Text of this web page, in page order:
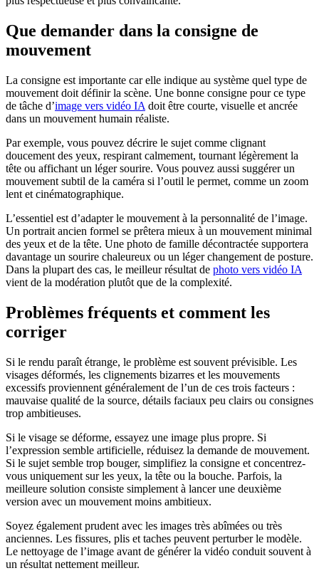
Que demander dans la consigne de
mouvement
La consigne est importante car elle indique au système quel type de
mouvement doit définir la scène. Une bonne consigne pour ce type
de tâche d’image vers vidéo IA doit être courte, visuelle et ancrée
dans un mouvement humain réaliste.
Par exemple, vous pouvez décrire le sujet comme clignant
doucement des yeux, respirant calmement, tournant légèrement la
tête ou affichant un léger sourire. Vous pouvez aussi suggérer un
mouvement subtil de la caméra si l’outil le permet, comme un zoom
lent et cinématographique.
L’essentiel est d’adapter le mouvement à la personnalité de l’image.
Un portrait ancien formel se prêtera mieux à un mouvement minimal
des yeux et de la tête. Une photo de famille décontractée supportera
davantage un sourire chaleureux ou un léger changement de posture.
Dans la plupart des cas, le meilleur résultat de photo vers vidéo IA
vient de la modération plutôt que de la complexité.
Problèmes fréquents et comment les
corriger
Si le rendu paraît étrange, le problème est souvent prévisible. Les
visages déformés, les clignements bizarres et les mouvements
excessifs proviennent généralement de l’un de ces trois facteurs :
mauvaise qualité de la source, détails faciaux peu clairs ou consignes
trop ambitieuses.
Si le visage se déforme, essayez une image plus propre. Si
l’expression semble artificielle, réduisez la demande de mouvement.
Si le sujet semble trop bouger, simplifiez la consigne et concentrez-
vous uniquement sur les yeux, la tête ou la bouche. Parfois, la
meilleure solution consiste simplement à lancer une deuxième
version avec un mouvement moins ambitieux.
Soyez également prudent avec les images très abîmées ou très
anciennes. Les fissures, plis et taches peuvent perturber le modèle.
Le nettoyage de l’image avant de générer la vidéo conduit souvent à
un résultat nettement meilleur.